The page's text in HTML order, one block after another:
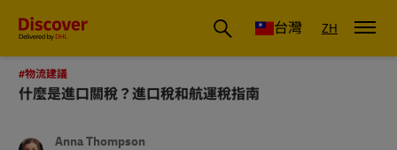
DHL 台灣：國際快遞商業洞察與物流指南台灣 ZH
#物流建議
什麼是進口關稅？進口稅和航運稅指南
Anna Thompson